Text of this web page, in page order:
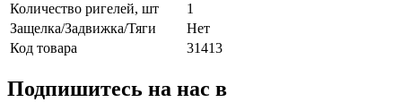
Количество ригелей, шт
1
Защелка/Задвижка/Тяги
Нет
Код товара
31413
Подпишитесь на нас в